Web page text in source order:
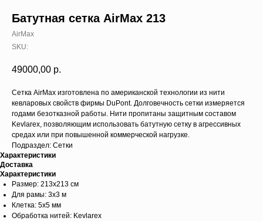
Батутная сетка AirMax 213
AirMax
SKU:
49000,00 р.
Cетка AirMax изготовлена по американской технологии из нити
кевларовых свойств фирмы DuPont. Долговечность сетки измеряется
годами безотказной работы. Нити пропитаны защитным составом
Kevlarex, позволяющим использовать батутную сетку в агрессивных
средах или при повышенной коммерческой нагрузке.
Подраздел: Сетки
Характеристики
Доставка
Характеристики
Размер: 213х213 см
Для рамы: 3х3 м
Клетка: 5х5 мм
Обработка нитей: Kevlarex